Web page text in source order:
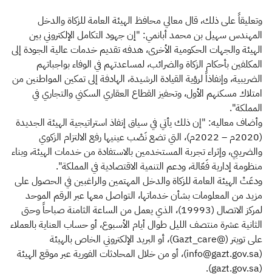
وتعليقاً على ذلك، قال معالي محافظ الهيئة العامة للزكاة والدخل
المهندس سهيل بن محمد أبانمي: "إن جهود التكامل الإلكتروني بين
الهيئة والجهات الحكومية الأخرى، هدفه تقديم خدمات عالية الجودة إلى
المكلفين بأحكام الزكاة والضرائب، لمساعدتهم في الوفاء بواجباتهم
الضريبية، وإنفاذاً لرؤية القيادة الرشيدة، الهادفة إلى تمكين المواطنين من
امتلاك مسكنهم الأول، وتحفيز القطاع العقاري السكني والتجاري في
المملكة".
وأضاف معاليه: "إن ذلك يأتي في سياق إنفاذ استراتيجية الهيئة الجديدة
(2020م – 2022م)، التي تضع نَصْب عينيها رفع الالتزام الزكوي
والضريبي، وإثراء تجربة المستخدمين بالاستفادة من خدمات الهيئة، وبناء
منظومة إدارية فَعّالة، ودعم التنمية الاقتصادية في المملكة".
ودعَتْ الهيئة العامة للزكاة والدخل المهتمين والراغبين في الحصول على
مزيد من المعلومات بشأن خدماتها، التواصل معها عبر الرقم الموحد
لمركز الاتصال (19993)، الذي يعمل من الساعة الثامنة صباحاً وحتى
الثانية عشرة منتصف الليل طوال أيام الأسبوع، أو حساب العناية بالعملاء
على تويتر (@Gazt_care)، أو البريد الإلكتروني الخاص بالهيئة
(info@gazt.gov.sa)، أو من خلال المحادثات الفورية عبر موقع الهيئة
(gazt.gov.sa).